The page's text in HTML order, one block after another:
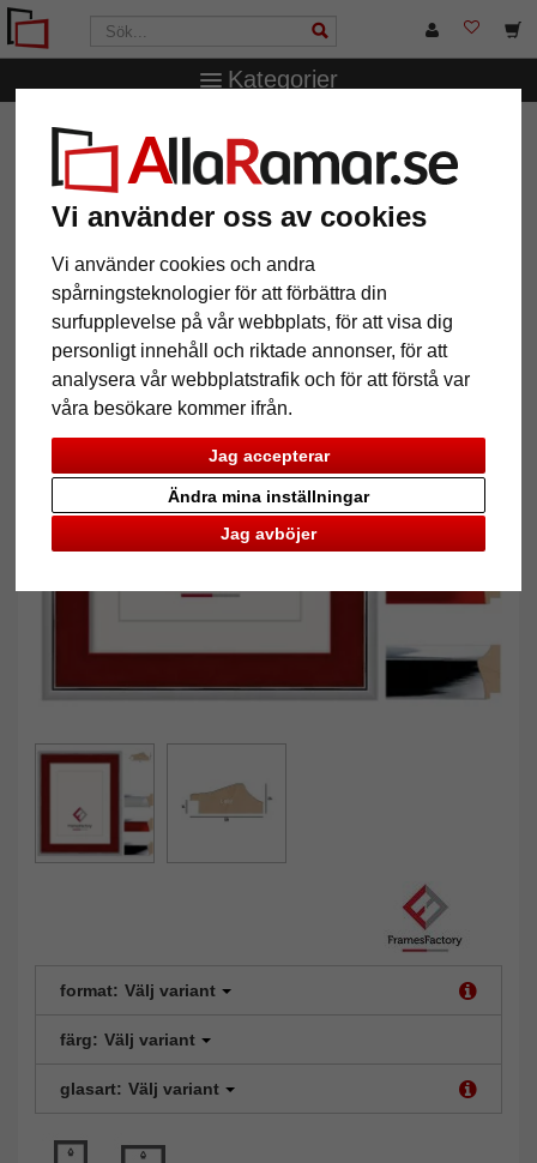
Vi använder oss av cookies
Vi använder cookies och andra
spårningsteknologier för att förbättra din
surfupplevelse på vår webbplats, för att visa dig
personligt innehåll och riktade annonser, för att
analysera vår webbplatstrafik och för att förstå var
våra besökare kommer ifrån.
Jag accepterar
Jag avböjer
Ändra mina inställningar
Kategorier
AllaRamar.se Ramtyp
Marta
Barockram Marta
format: Välj variant
färg: Välj variant
glasart: Välj variant